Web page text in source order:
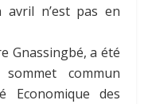
avril n’est pas en
Gnassingbé, a été
commun
Economique des